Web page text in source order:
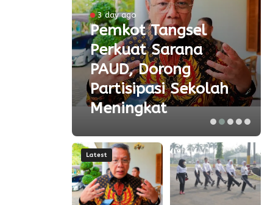
3 day ago
Pemkot Tangsel
Perkuat Sarana
PAUD, Dorong
Partisipasi Sekolah
Meningkat
Latest